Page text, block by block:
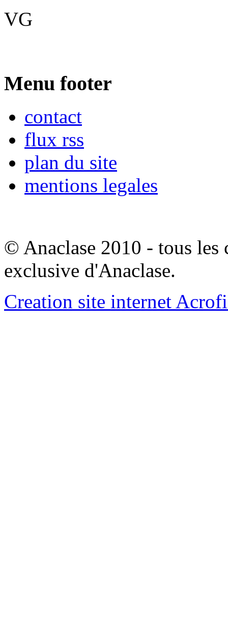
VG
Menu footer
contact
flux rss
plan du site
mentions legales
© Anaclase 2010 - tous les
exclusive d'Anaclase.
Creation site internet